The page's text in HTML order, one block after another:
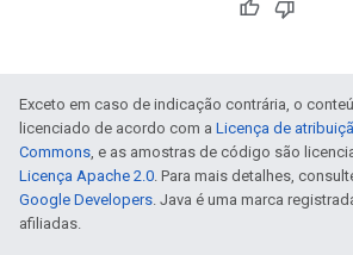
Exceto em caso de indicação contrária, o
licenciado de acordo com a Licença de
Commons , e as amostras de código são
Licença Apache 2.0 . Para mais detalhes,
Google Developers . Java é uma marca
afiliadas.